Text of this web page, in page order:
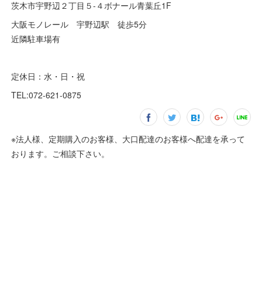
茨木市宇野辺２丁目５-４ボナール青葉丘1F
大阪モノレール 宇野辺駅 徒歩5分
近隣駐車場有
定休日：水・日・祝
TEL:072-621-0875
※法人様、定期購入のお客様、大口配達のお客様へ配達を承って
おります。ご相談下さい。